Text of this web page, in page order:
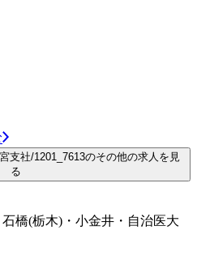
社/1201_7613のその他の求人を見
る
橋(栃木)・小金井・自治医大